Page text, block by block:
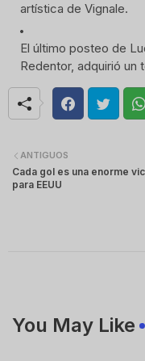
artística de Vignale.
El último posteo de
Redentor, adquirió
ANTIGUOS
Cada gol es una enorme
para EEUU
You May Like